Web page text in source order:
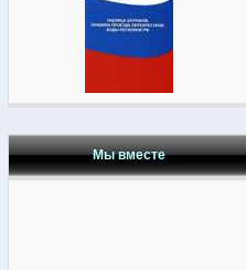
Мы вместе